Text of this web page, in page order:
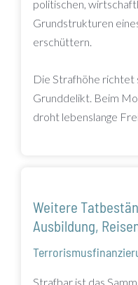
politischen,
Grundstrukturen
erschüttern.
Die Strafhöhe richtet
Grunddelikt. Beim
droht lebenslange
Weitere
Ausbildung,
Strafbar ist das